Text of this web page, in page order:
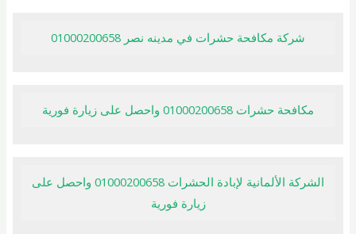
شركة مكافحة حشرات في مدينه نصر 01000200658
مكافحة حشرات 01000200658 واحصل على زيارة فورية
الشركة الألمانية لإبادة الحشرات 01000200658 واحصل على
زيارة فورية